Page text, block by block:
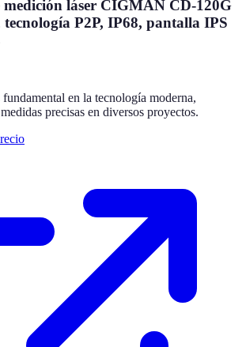
láser CIGMAN CD-120G
P2P, IP68, pantalla IPS
en la tecnología moderna,
precisas en diversos proyectos.